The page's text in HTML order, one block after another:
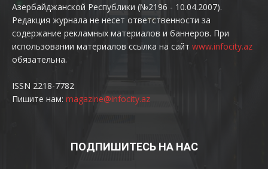
Азербайджанской Республики (№2196 - 10.04.2007).
Редакция журнала не несет ответственности за
содержание рекламных материалов и баннеров. При
использовании материалов ссылка на сайт www.infocity.az
обязательна.
ISSN 2218-7782
Пишите нам: magazine@infocity.az
ПОДПИШИТЕСЬ НА НАС